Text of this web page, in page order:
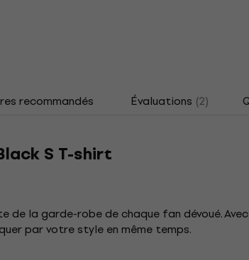
recommandés Évaluations (2)
S T-shirt
la garde-robe de chaque fan dévoué. Avec
par votre style en même temps.